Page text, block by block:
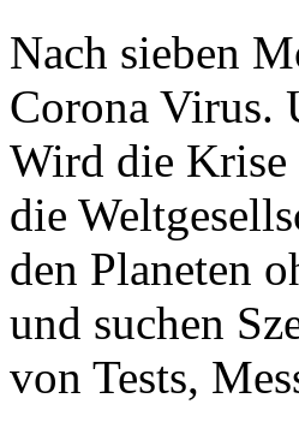
Nach sieben
Corona Virus.
Wird die Krise
die
den Planeten
und suchen
von Tests,